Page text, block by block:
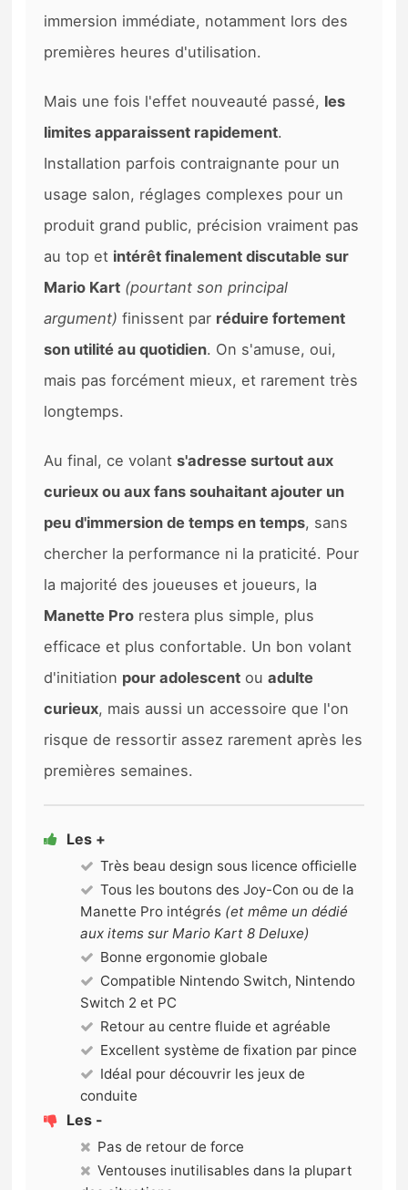
immersion immédiate, notamment lors des
premières heures d'utilisation.
Mais une fois l'effet nouveauté passé, les
limites apparaissent rapidement.
Installation parfois contraignante pour un
usage salon, réglages complexes pour un
produit grand public, précision vraiment pas
au top et intérêt finalement discutable sur
Mario Kart (pourtant son principal
argument) finissent par réduire fortement
son utilité au quotidien. On s'amuse, oui,
mais pas forcément mieux, et rarement très
longtemps.
Au final, ce volants'adresse surtout aux
curieux ou aux fans souhaitant ajouter un
peu d'immersion de temps en temps, sans
chercher la performance ni la praticité. Pour
la majorité des joueuses et joueurs, la
Manette Pro restera plus simple, plus
efficace et plus confortable. Un bon volant
d'initiation pour adolescent ouadulte
curieux, mais aussi un accessoire que l'on
risque de ressortir assez rarement après les
premières semaines.
Les +
Très beau design sous licence officielle
Tous les boutons des Joy-Con ou de la
Manette Pro intégrés (et même un dédié
aux items sur Mario Kart 8 Deluxe)
Bonne ergonomie globale
Compatible Nintendo Switch, Nintendo
Switch 2 et PC
Retour au centre fluide et agréable
Excellent système de fixation par pince
Idéal pour découvrir les jeux de
conduite
Les -
Pas de retour de force
Ventouses inutilisables dans la plupart